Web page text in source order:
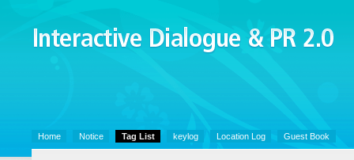
Interactive Dialogue &
PR 2.0
Home Notice Tag List keylog Location Log Guest Book